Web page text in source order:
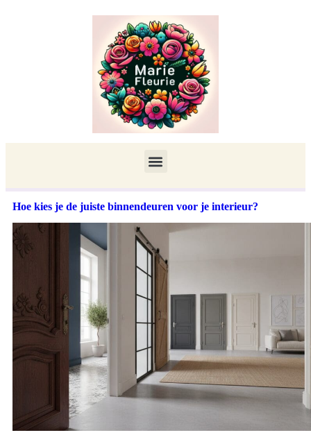
Hoe kies je de juiste binnendeuren voor je interieur?